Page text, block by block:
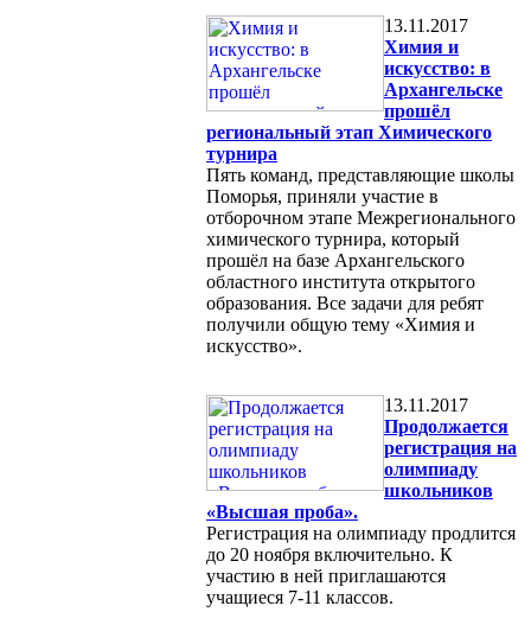
13.11.2017
Химия и
искусство: в
Архангельске
прошёл
региональный этап Химического
турнира
Пять команд, представляющие школы
Поморья, приняли участие в
отборочном этапе Межрегионального
химического турнира, который
прошёл на базе Архангельского
областного института открытого
образования. Все задачи для ребят
получили общую тему «Химия и
искусство».
13.11.2017
Продолжается
регистрация на
олимпиаду
школьников
«Высшая проба».
Регистрация на олимпиаду продлится
до 20 ноября включительно. К
участию в ней приглашаются
учащиеся 7-11 классов.